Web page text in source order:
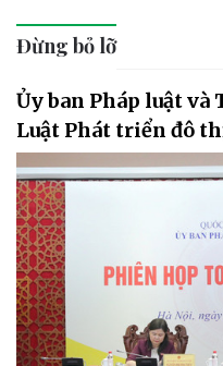
Đừng bỏ lỡ
Ủy ban Pháp luật và
Luật Phát triển đô